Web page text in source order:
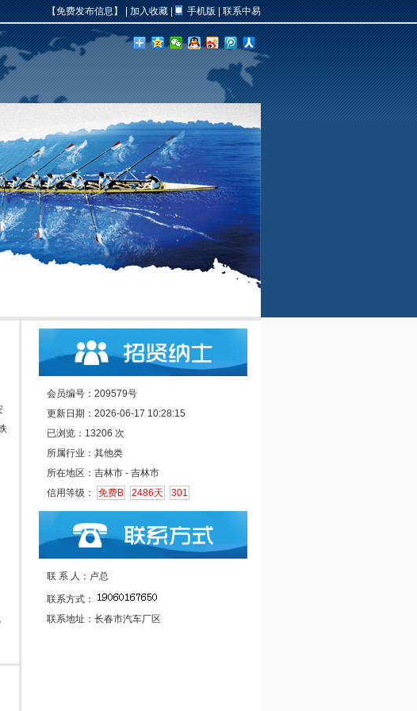
【免费发布信息】|加入收藏| 手机版|联系中易
会员编号：209579号
更新日期：2026-06-17 10:28:15
已浏览：13206 次
所属行业：其他类
所在地区：吉林市 - 吉林市
信用等级：
免费B 2486天 301
联 系 人：卢总
联系方式：
联系地址：长春市汽车厂区